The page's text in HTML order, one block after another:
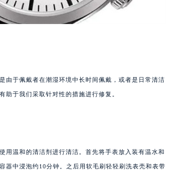
由于佩戴者在潮湿环境中长时间佩戴，或者是日常清洁
助于我们采取针对性的措施进行修复。
用温和的清洁剂进行清洁。首先将手表放入装有温水和
器中浸泡约10分钟。之后用软毛刷轻轻刷洗表壳和表带